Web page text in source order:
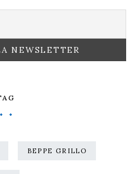
BEPPE GRILLO